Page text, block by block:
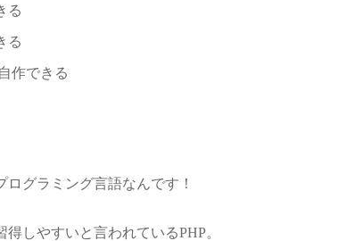
る
る
作できる
グラミング言語なんです！
しやすいと言われているPHP。